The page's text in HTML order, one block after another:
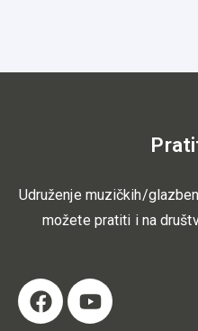
Udruženje muzičkih/
možete pratiti i na